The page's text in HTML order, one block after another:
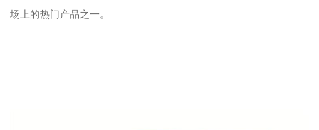
场上的热门产品之一。